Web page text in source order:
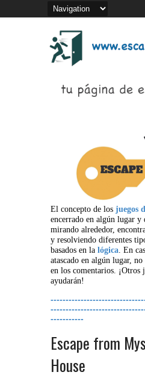
El concepto de los juegos
encerrado en algún lugar y
mirando alrededor,
y resolviendo diferentes
basados en la lógica. En
atascado en algún lugar,
en los comentarios. ¡Otros
ayudarán!
-----------
Escape from
House